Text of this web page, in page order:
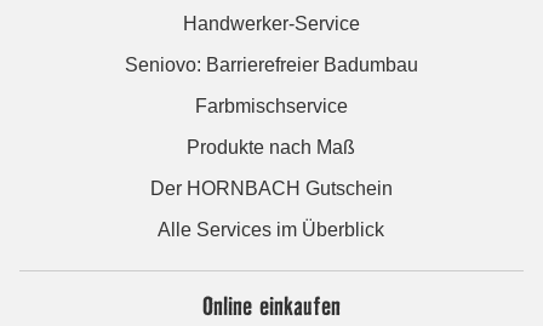
Handwerker-Service
Seniovo: Barrierefreier Badumbau
Farbmischservice
Produkte nach Maß
Der HORNBACH Gutschein
Alle Services im Überblick
Online einkaufen